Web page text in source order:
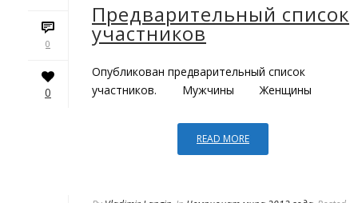
0
0
Предварительный список
участников
Опубликован предварительный список
участников. Мужчины Женщины
READ MORE